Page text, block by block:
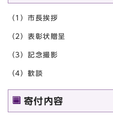
（1）市長挨拶
（2）表彰状贈呈
（3）記念撮影
（4）歓談
寄付内容